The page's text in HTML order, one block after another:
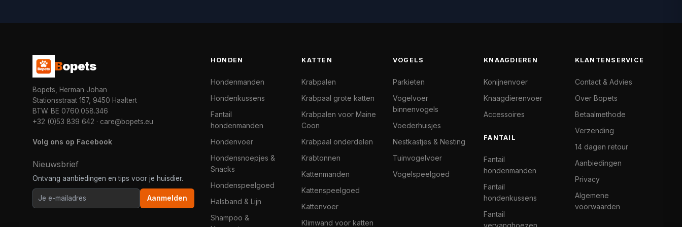
Bopets
Bopets, Herman Johan
Stationsstraat 157, 9450 Haaltert
BTW: BE 0760.058.346
+32 (0)53 839 642 · care@bopets.eu
Volg ons op Facebook
Nieuwsbrief
Ontvang aanbiedingen en tips voor je huisdier.
Aanmelden
HONDEN
Hondenmanden
Hondenkussens
Fantail
hondenmanden
Hondenvoer
Hondensnoepjes &
Snacks
Hondenspeelgoed
Halsband & Lijn
Shampoo &
KATTEN
Krabpalen
Krabpaal grote katten
Krabpalen voor Maine
Coon
Krabpaal onderdelen
Krabtonnen
Kattenmanden
Kattenspeelgoed
Kattenvoer
Klimwand voor katten
VOGELS
Parkieten
Vogelvoer
binnenvogels
Voederhuisjes
Nestkastjes & Nesting
Tuinvogelvoer
Vogelspeelgoed
KNAAGDIEREN
Konijnenvoer
Knaagdierenvoer
Accessoires
FANTAIL
Fantail
hondenmanden
Fantail
hondenkussens
Fantail
vervanghoezen
KLANTENSERVICE
Contact & Advies
Over Bopets
Betaalmethode
Verzending
14 dagen retour
Aanbiedingen
Privacy
Algemene
voorwaarden